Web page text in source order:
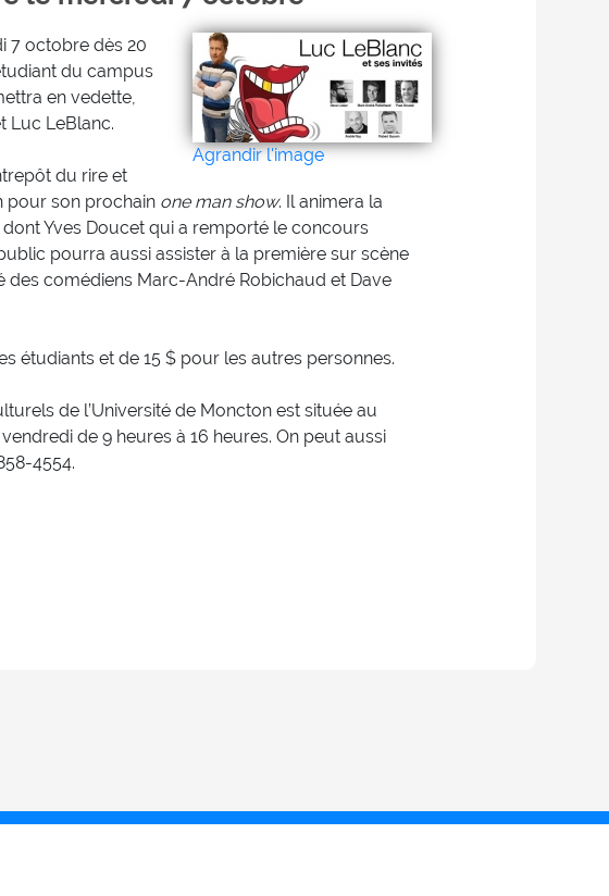
Agrandir l'image
7 octobre dès 20
du campus
en vedette,
Luc LeBlanc.
du rire et
pour son prochain one man show. Il animera la
Yves Doucet qui a remporté le concours
pourra aussi assister à la première sur scène
comédiens Marc-André Robichaud et Dave
étudiants et de 15 $ pour les autres personnes.
de l’Université de Moncton est située au
de 9 heures à 16 heures. On peut aussi
4554.